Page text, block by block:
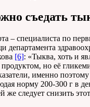
съедать
– специалиста по
департамента
[6]: «Тыква, хоть и
но её
именно поэтому
норму 200-300 г в
же следует снизить